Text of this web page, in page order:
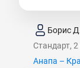
Борис
Стандарт, 2
Анапа –